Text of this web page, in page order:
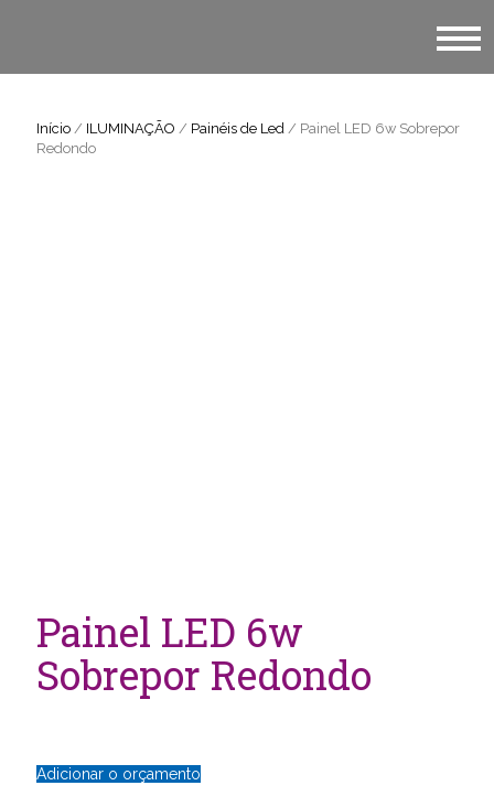
Início/ ILUMINAÇÃO / Painéis de Led/ Painel LED 6w Sobrepor
Redondo
Painel LED 6w
Sobrepor Redondo
Adicionar o orçamento